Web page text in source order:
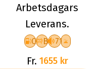
XL FR
Arbetsdagars
Leverans.
C B 71
Fr. 1655 kr